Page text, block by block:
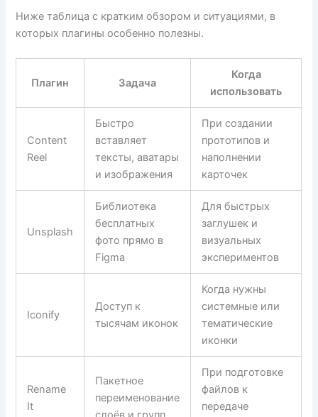
Ниже таблица с кратким обзором и ситуациями, в
которых плагины особенно полезны.
Плагин Задача
Когда
использовать
Content
Reel
Быстро
вставляет
тексты, аватары
и изображения
При создании
прототипов и
наполнении
карточек
Unsplash
Библиотека
бесплатных
фото прямо в
Figma
Для быстрых
заглушек и
визуальных
экспериментов
Iconify
Доступ к
тысячам иконок
Когда нужны
системные или
тематические
иконки
Rename
It
Пакетное
переименование
При подготовке
файлов к
передачe